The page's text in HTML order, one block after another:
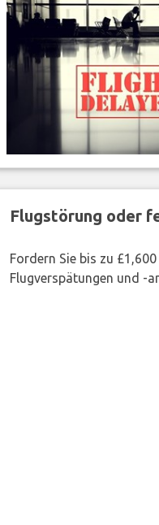
Flugstörung oder
Fordern Sie bis zu
Flugverspätungen und -